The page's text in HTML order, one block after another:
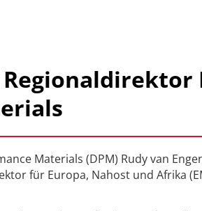
Materials (DPM) Rudy van
für Europa, Nahost und Afrika